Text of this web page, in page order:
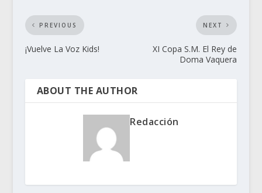
PREVIOUS
¡Vuelve La Voz Kids!
NEXT
XI Copa S.M. El Rey de
Doma Vaquera
ABOUT THE AUTHOR
Redacción